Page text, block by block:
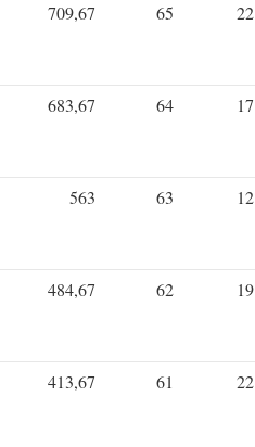
709,67 65 22
683,67 64 17
563 63 12
484,67 62 19
413,67 61 22